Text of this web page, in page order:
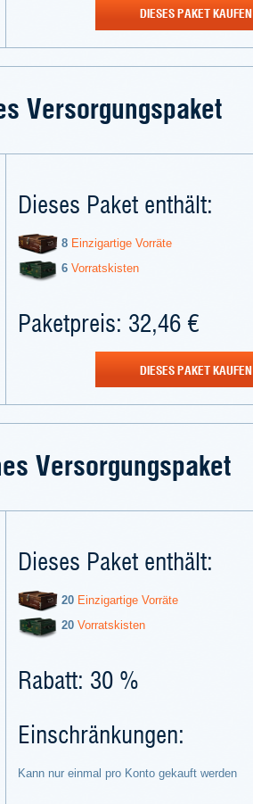
DIESES PAKET KAUFEN
Versorgungspaket
Dieses Paket enthält:
8 Einzigartige Vorräte
6 Vorratskisten
Paketpreis: 32,46 €
DIESES PAKET KAUFEN
Versorgungspaket
Dieses Paket enthält:
20 Einzigartige Vorräte
20 Vorratskisten
Rabatt: 30 %
Einschränkungen:
Kann nur einmal pro Konto gekauft werden